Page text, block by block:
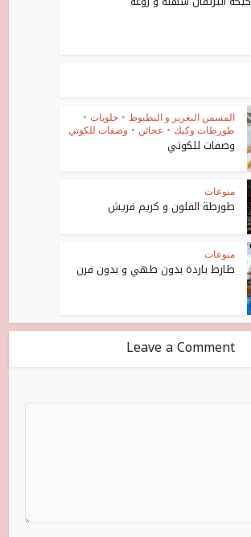
المسمن البغرير و البطبوط • حلويات •
طورطات وكيك • عجائن • وصفات للكوتي
وصفات للكوتي
منوعات
طورطة الفلون و كريم فريش
منوعات
طارط باردة بدون طهي و بدون فرن
Leave a Comment